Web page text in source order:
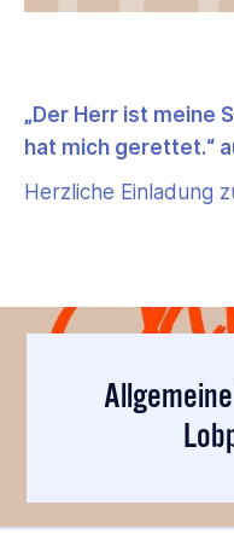
„Der Herr ist meine
hat mich gerettet.“
Herzliche Einladung